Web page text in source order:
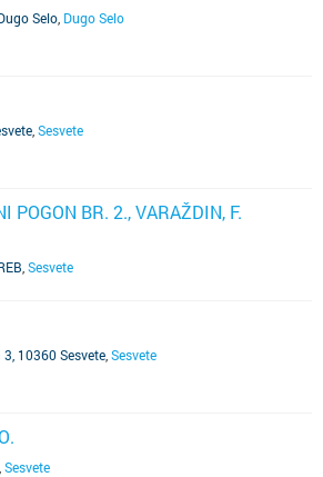
Selo Dugo Selo
Sesvete
POGON BR. 2., VARAŽDIN, F.
Sesvete
10360 Sesvete Sesvete
Sesvete